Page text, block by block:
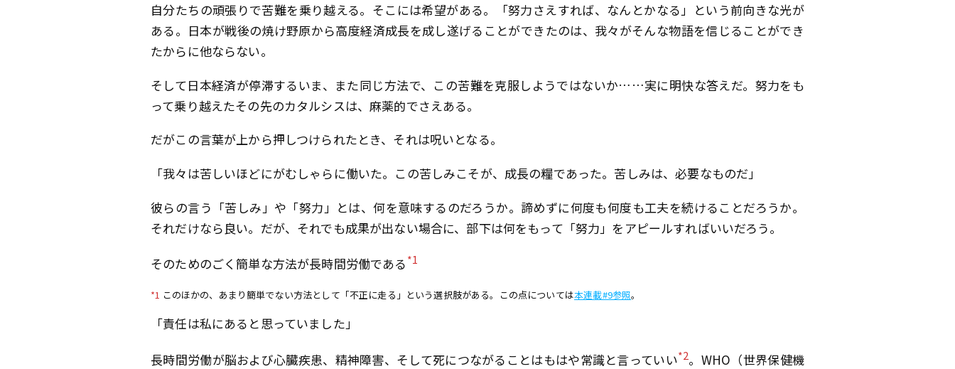
自分たちの頑張りで苦難を乗り越える。そこには希望がある。「努力さえすれば、なんとかなる」という前向きな光が
ある。日本が戦後の焼け野原から高度経済成長を成し遂げることができたのは、我々がそんな物語を信じることができ
たからに他ならない。
そして日本経済が停滞するいま、また同じ方法で、この苦難を克服しようではないか……実に明快な答えだ。努力をも
って乗り越えたその先のカタルシスは、麻薬的でさえある。
だがこの言葉が上から押しつけられたとき、それは呪いとなる。
「我々は苦しいほどにがむしゃらに働いた。この苦しみこそが、成長の糧であった。苦しみは、必要なものだ」
彼らの言う「苦しみ」や「努力」とは、何を意味するのだろうか。諦めずに何度も何度も工夫を続けることだろうか。
それだけなら良い。だが、それでも成果が出ない場合に、部下は何をもって「努力」をアピールすればいいだろう。
そのためのごく簡単な方法が長時間労働である *1
*1 このほかの、あまり簡単でない方法として「不正に走る」という選択肢がある。この点については本連載#9参照。
「責任は私にあると思っていました」
長時間労働が脳および心臓疾患、精神障害、そして死につながることはもはや常識と言っていい*2。WHO（世界保健機